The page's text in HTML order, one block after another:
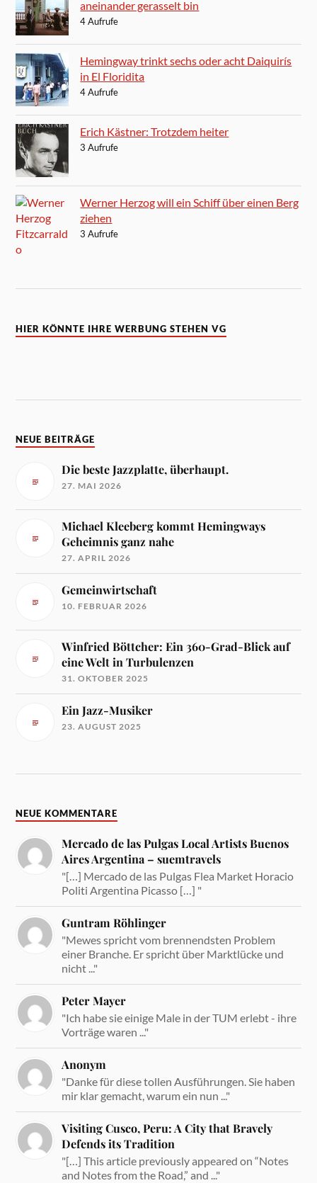
aneinander gerasselt bin
4 Aufrufe
Hemingway trinkt sechs oder acht Daiquirís
in El Floridita
4 Aufrufe
Erich Kästner: Trotzdem heiter
3 Aufrufe
Werner Herzog will ein Schiff über einen Berg
ziehen
3 Aufrufe
HIER KÖNNTE IHRE WERBUNG STEHEN VG
NEUE BEITRÄGE
Die beste Jazzplatte, überhaupt.
27. MAI 2026
Michael Kleeberg kommt Hemingways
Geheimnis ganz nahe
27. APRIL 2026
Gemeinwirtschaft
10. FEBRUAR 2026
Winfried Böttcher: Ein 360-Grad-Blick auf
eine Welt in Turbulenzen
31. OKTOBER 2025
Ein Jazz-Musiker
23. AUGUST 2025
NEUE KOMMENTARE
Mercado de las Pulgas Local Artists Buenos
Aires Argentina – suemtravels
"[…] Mercado de las Pulgas Flea Market Horacio
Politi Argentina Picasso […] "
Guntram Röhlinger
"Mewes spricht vom brennendsten Problem
einer Branche. Er spricht über Marktlücke und
nicht ..."
Peter Mayer
"Ich habe sie einige Male in der TUM erlebt - ihre
Vorträge waren ..."
Anonym
"Danke für diese tollen Ausführungen. Sie haben
mir klar gemacht, warum ein nun ..."
Visiting Cusco, Peru: A City that Bravely
Defends its Tradition
"[…] This article previously appeared on “Notes
and Notes from the Road,” and ..."